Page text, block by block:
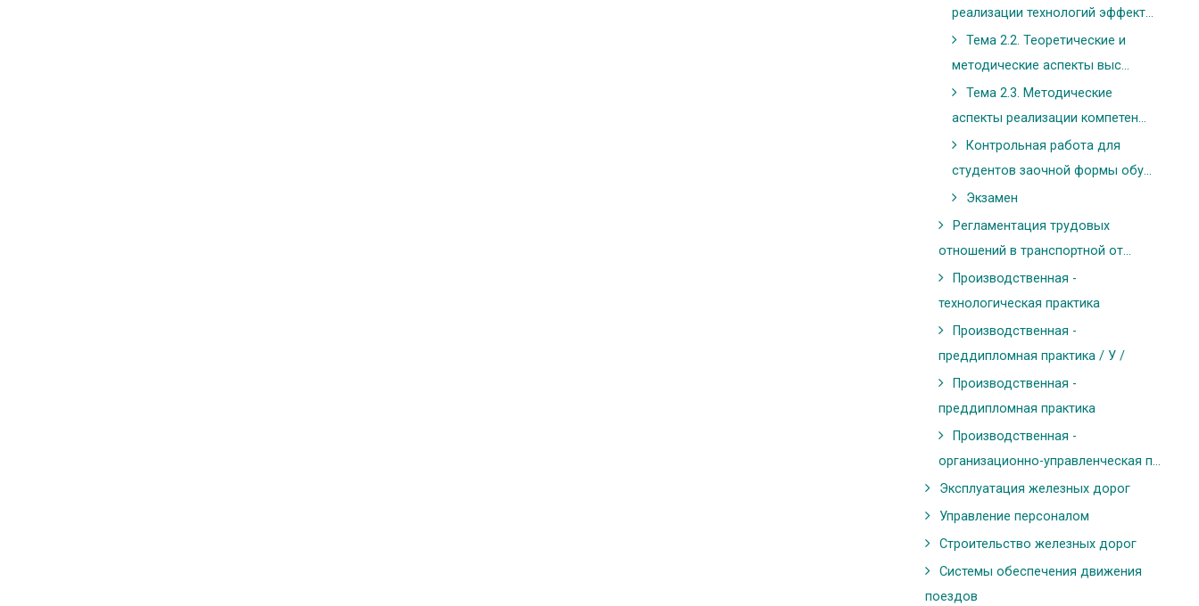
реализации технологий эффект...
Тема 2.2. Теоретические и
методические аспекты выс...
Тема 2.3. Методические
аспекты реализации компетен...
Контрольная работа для
студентов заочной формы обу...
Экзамен
Регламентация трудовых
отношений в транспортной от...
Производственная -
технологическая практика
Производственная -
преддипломная практика / У /
Производственная -
преддипломная практика
Производственная -
организационно-управленческая п...
Эксплуатация железных дорог
Управление персоналом
Строительство железных дорог
Системы обеспечения движения
поездов